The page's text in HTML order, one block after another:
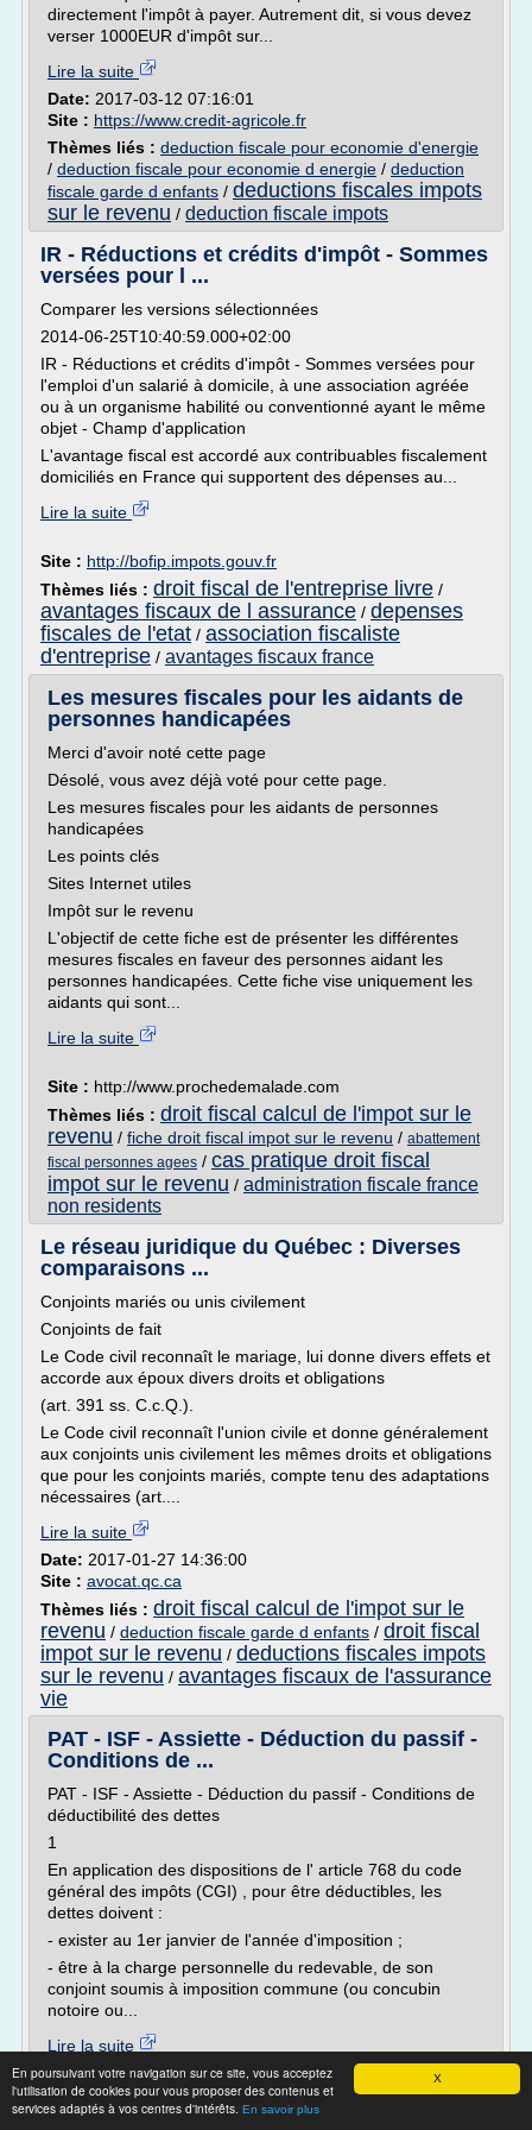
X
En poursuivant votre navigation sur ce site, vous acceptez
l'utilisation de cookies pour vous proposer des contenus et
services adaptés à vos centres d'intérêts. En savoir plus
directement l'impôt à payer. Autrement dit, si vous devez
verser 1000EUR d'impôt sur...
Lire la suite
Date: 2017-03-12 07:16:01
Site : https://www.credit-agricole.fr
Thèmes liés : deduction fiscale pour economie d'energie
/ deduction fiscale pour economie d energie / deduction
fiscale garde d enfants / deductions fiscales impots
sur le revenu / deduction fiscale impots
IR - Réductions et crédits d'impôt - Sommes
versées pour l ...
Comparer les versions sélectionnées
2014-06-25T10:40:59.000+02:00
IR - Réductions et crédits d'impôt - Sommes versées pour
l'emploi d'un salarié à domicile, à une association agréée
ou à un organisme habilité ou conventionné ayant le même
objet - Champ d'application
L'avantage fiscal est accordé aux contribuables fiscalement
domiciliés en France qui supportent des dépenses au...
Lire la suite
Site : http://bofip.impots.gouv.fr
Thèmes liés : droit fiscal de l'entreprise livre /
avantages fiscaux de l assurance / depenses
fiscales de l'etat / association fiscaliste
d'entreprise / avantages fiscaux france
Les mesures fiscales pour les aidants de
personnes handicapées
Merci d'avoir noté cette page
Désolé, vous avez déjà voté pour cette page.
Les mesures fiscales pour les aidants de personnes
handicapées
Les points clés
Sites Internet utiles
Impôt sur le revenu
L'objectif de cette fiche est de présenter les différentes
mesures fiscales en faveur des personnes aidant les
personnes handicapées. Cette fiche vise uniquement les
aidants qui sont...
Lire la suite
Site : http://www.prochedemalade.com
Thèmes liés : droit fiscal calcul de l'impot sur le
revenu / fiche droit fiscal impot sur le revenu / abattement
fiscal personnes agees / cas pratique droit fiscal
impot sur le revenu / administration fiscale france
non residents
Le réseau juridique du Québec : Diverses
comparaisons ...
Conjoints mariés ou unis civilement
Conjoints de fait
Le Code civil reconnaît le mariage, lui donne divers effets et
accorde aux époux divers droits et obligations
(art. 391 ss. C.c.Q.).
Le Code civil reconnaît l'union civile et donne généralement
aux conjoints unis civilement les mêmes droits et obligations
que pour les conjoints mariés, compte tenu des adaptations
nécessaires (art....
Lire la suite
Date: 2017-01-27 14:36:00
Site : avocat.qc.ca
Thèmes liés : droit fiscal calcul de l'impot sur le
revenu / deduction fiscale garde d enfants / droit fiscal
impot sur le revenu / deductions fiscales impots
sur le revenu / avantages fiscaux de l'assurance
vie
PAT - ISF - Assiette - Déduction du passif -
Conditions de ...
PAT - ISF - Assiette - Déduction du passif - Conditions de
déductibilité des dettes
1
En application des dispositions de l' article 768 du code
général des impôts (CGI) , pour être déductibles, les
dettes doivent :
- exister au 1er janvier de l'année d'imposition ;
- être à la charge personnelle du redevable, de son
conjoint soumis à imposition commune (ou concubin
notoire ou...
Lire la suite
Site :http://bofip.impots.gouv.fr
droit fiscal calcul de l'impot sur le